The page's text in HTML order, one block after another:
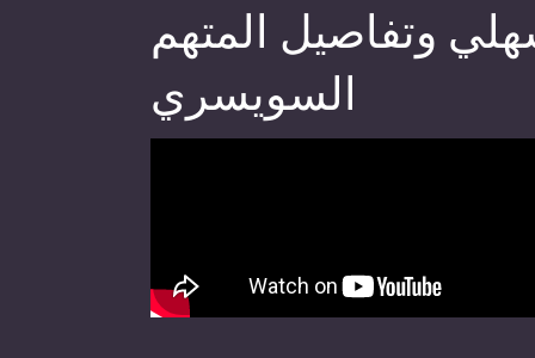
وتفاصيل المتهم
السويسري